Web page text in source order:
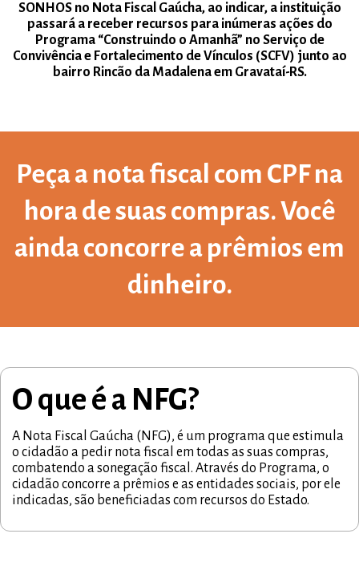
SONHOS no Nota Fiscal Gaúcha, ao indicar, a instituição
passará a receber recursos para inúmeras ações do
Programa “Construindo o Amanhã” no Serviço de
Convivência e Fortalecimento de Vínculos (SCFV) junto ao
bairro Rincão da Madalena em Gravataí-RS.
Peça a nota fiscal com CPF na
hora de suas compras. Você
ainda concorre a prêmios em
dinheiro.
O que é a NFG?
A Nota Fiscal Gaúcha (NFG), é um programa que estimula
o cidadão a pedir nota fiscal em todas as suas compras,
combatendo a sonegação fiscal. Através do Programa, o
cidadão concorre a prêmios e as entidades sociais, por ele
indicadas, são beneficiadas com recursos do Estado.